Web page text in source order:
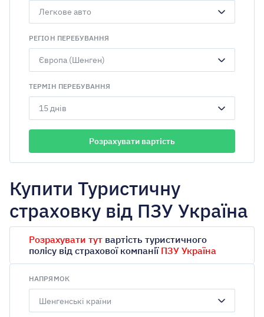
Зі знижкою до 25%
РЕГІОН ПЕРЕБУВАННЯ
ТЕРМІН ПЕРЕБУВАННЯ
Купити Туристичну
страховку від ПЗУ Україна
Розрахувати тут вартість туристичного
полісу від страхової компанії ПЗУ Україна
НАПРЯМОК
Шенгенські країни